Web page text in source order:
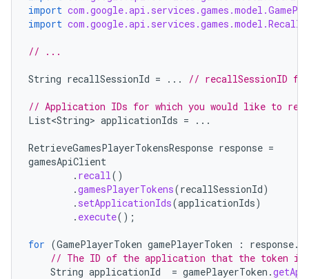
import
import
// ...
String recallSessionId = ... // recallSessionID
// Application IDs for which you would like to
List<String> applicationIds = ...
RetrieveGamesPlayerTokensResponse response =
gamesApiClient
. recall()
.gamesPlayerTokens(recallSessionId)
. setApplicationIds(applicationIds)
. execute();
for (GamePlayerToken gamePlayerToken : response.
// The ID of the application that the token is
String applicationId = gamePlayerToken .